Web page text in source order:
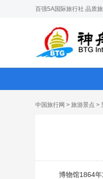
百强5A国际旅行社 品质
中国旅行网 > 旅游景点 >
博物馆1864